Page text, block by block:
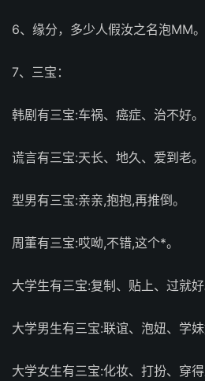
6、缘分，多少人假汝之名泡MM。
7、三宝：
韩剧有三宝:车祸、癌症、治不好。
谎言有三宝:天长、地久、爱到老。
型男有三宝:亲亲,抱抱,再推倒。
周董有三宝:哎呦,不错,这个*。
大学生有三宝:复制、贴上、过就好
大学男生有三宝:联谊、泡妞、学妹
大学女生有三宝:化妆、打扮、穿得